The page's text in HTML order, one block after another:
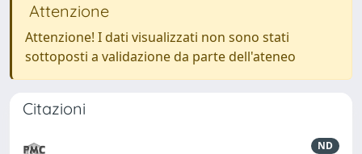
Attenzione
Attenzione! I dati visualizzati non sono stati
sottoposti a validazione da parte dell'ateneo
Citazioni
ND